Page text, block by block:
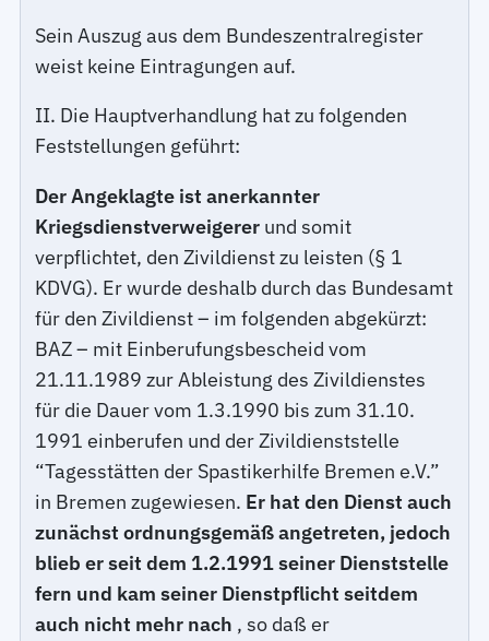
Sein Auszug aus dem Bundeszentralregister
weist keine Eintragungen auf.
II. Die Hauptverhandlung hat zu folgenden
Feststellungen geführt:
Der Angeklagte ist anerkannter
Kriegsdienstverweigerer und somit
verpflichtet, den Zivildienst zu leisten (§ 1
KDVG). Er wurde deshalb durch das Bundesamt
für den Zivildienst – im folgenden abgekürzt:
BAZ – mit Einberufungsbescheid vom
21.11.1989 zur Ableistung des Zivildienstes
für die Dauer vom 1.3.1990 bis zum 31.10.
1991 einberufen und der Zivildienststelle
“Tagesstätten der Spastikerhilfe Bremen e.V.”
in Bremen zugewiesen. Er hat den Dienst auch
zunächst ordnungsgemäß angetreten, jedoch
blieb er seit dem 1.2.1991 seiner Dienststelle
fern und kam seiner Dienstpflicht seitdem
auch nicht mehr nach , so daß er